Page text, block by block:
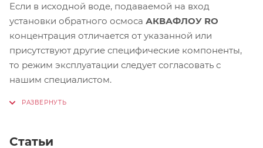
Если в исходной воде, подаваемой на вход
установки обратного осмоса АКВАФЛОУ RO
концентрация отличается от указанной или
присутствуют другие специфические компоненты,
то режим эксплуатации следует согласовать с
нашим специалистом.
Статьи